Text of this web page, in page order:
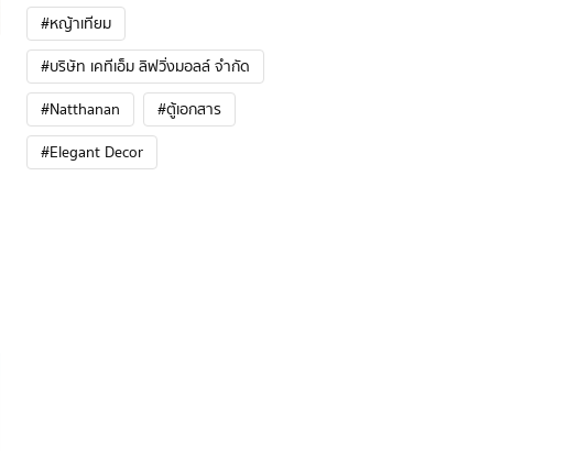
#หญ้าเทียม
#บริษัท เคทีเอ็ม ลิฟวิ่งมอลล์ จำกัด
#Natthanan
#ตู้เอกสาร
#Elegant Decor